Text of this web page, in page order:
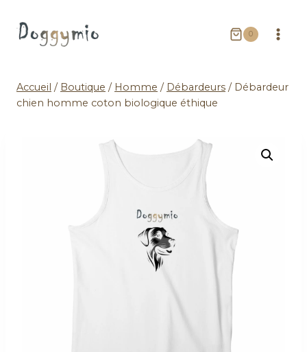
0
Accueil / Boutique / Homme / Débardeurs / Débardeur
chien homme coton biologique éthique